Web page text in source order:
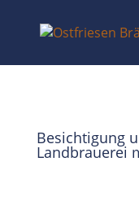
Besichtigung
Landbrauerei